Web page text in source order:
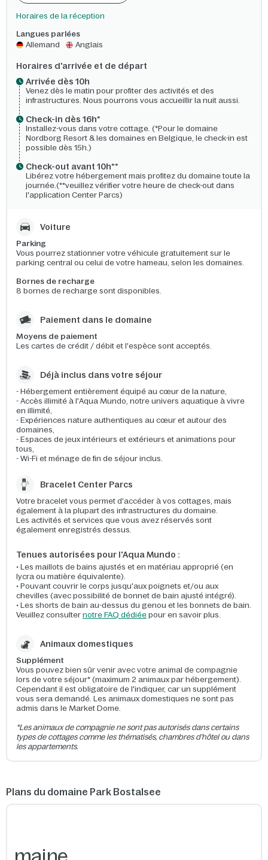
Horaires de la réception
Langues parlées
Allemand
Anglais
Horaires d'arrivée et de départ
Arrivée dès 10h​
Venez dès le matin pour profiter des activités et des
infrastructures. Nous pourrons vous accueillir la nuit aussi.
Check-in dès 16h*​
Installez-vous dans votre cottage. (*Pour le domaine
Nordborg Resort & les domaines en Belgique, le check-in est
possible dès 15h.)
Check-out avant 10h**
Libérez votre hébergement mais profitez du domaine toute la
journée.(**veuillez vérifier votre heure de check-out dans
l'application Center Parcs)
Voiture
Parking
Vous pourrez stationner votre véhicule gratuitement sur le
parking central ou celui de votre hameau, selon les domaines.
Bornes de recharge
8 bornes de recharge sont disponibles.
Paiement dans le domaine
Moyens de paiement
Les cartes de crédit / débit et l'espèce sont acceptés.
Déjà inclus dans votre séjour
- Hébergement entièrement équipé au cœur de la nature,
- Accès illimité à l'Aqua Mundo, notre univers aquatique à vivre
en illimité,
- Expériences nature authentiques au cœur et autour des
domaines,
- Espaces de jeux intérieurs et extérieurs et animations pour
tous,
- Wi-Fi et ménage de fin de séjour inclus.
Bracelet Center Parcs
Votre bracelet vous permet d'accéder à vos cottages, mais
également à la plupart des infrastructures du domaine.
Les activités et services que vous avez réservés sont
également enregistrés dessus.
Tenues autorisées pour l'Aqua Mundo :
• Les maillots de bains ajustés et en matériau approprié (en
lycra ou matière équivalente).
• Pouvant couvrir le corps jusqu'aux poignets et/ou aux
chevilles (avec possibilité de bonnet de bain ajusté intégré).
• Les shorts de bain au-dessus du genou et les bonnets de bain.
Veuillez consulter notre FAQ dédiée pour en savoir plus.
Animaux domestiques
Supplément
Vous pouvez bien sûr venir avec votre animal de compagnie
lors de votre séjour* (maximum 2 animaux par hébergement).
Cependant il est obligatoire de l'indiquer, car un supplément
vous sera demandé. Les animaux domestiques ne sont pas
admis dans le Market Dome.
*Les animaux de compagnie ne sont pas autorisés dans certains
types de cottages comme les thématisés, chambres d'hôtel ou dans
les appartements.
Plans du domaine Park Bostalsee